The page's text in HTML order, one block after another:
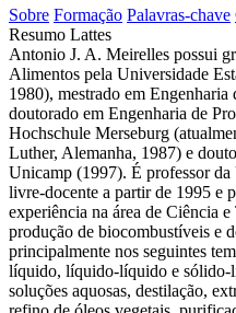
Sobre Formação Palavras-chave
Resumo Lattes
Antonio J. A. Meirelles possui
Alimentos pela Universidade
1980), mestrado em
doutorado em Engenharia de
Hochschule Merseburg
Luther, Alemanha, 1987) e
Unicamp (1997). É professor
livre-docente a partir de 1995 e
experiência na área de Ciência
produção de biocombustíveis e
principalmente nos seguintes
líquido, líquido-líquido e sólido-
soluções aquosas, destilação,